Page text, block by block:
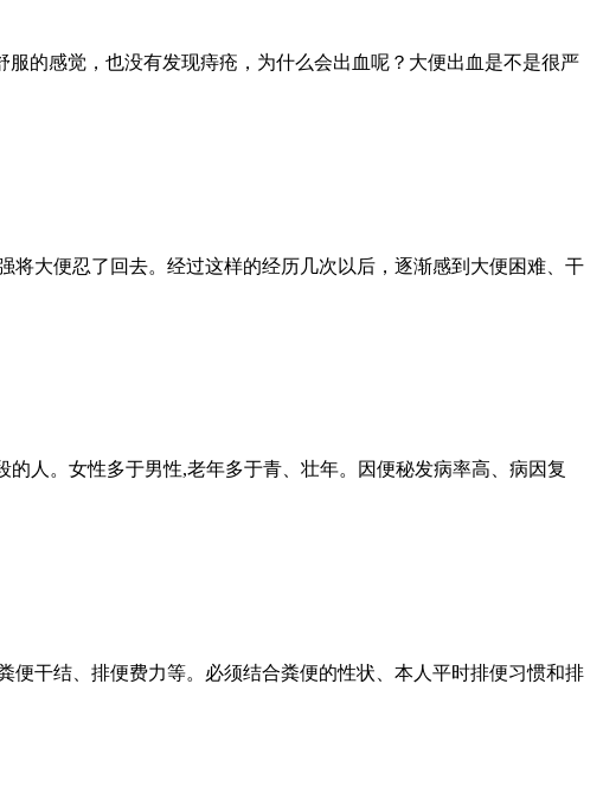
的感觉，也没有发现痔疮，为什么会出血呢？大便出血是不是很严
大便忍了回去。经过这样的经历几次以后，逐渐感到大便困难、干
人。女性多于男性,老年多于青、壮年。因便秘发病率高、病因复
干结、排便费力等。必须结合粪便的性状、本人平时排便习惯和排